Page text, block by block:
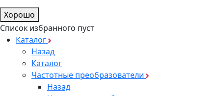
Хорошо
Список избранного пуст
Каталог
Назад
Каталог
Частотные преобразователи
Назад